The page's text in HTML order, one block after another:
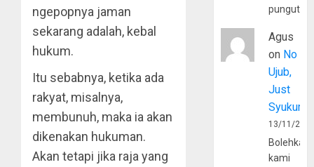
ngepopnya jaman
sekarang adalah, kebal
hukum.
Itu sebabnya, ketika ada
rakyat, misalnya,
membunuh, maka ia akan
dikenakan hukuman.
Akan tetapi jika raja yang
Agus
on No
Ujub,
Just
Syukur
13/11/
Bolehkah
kami